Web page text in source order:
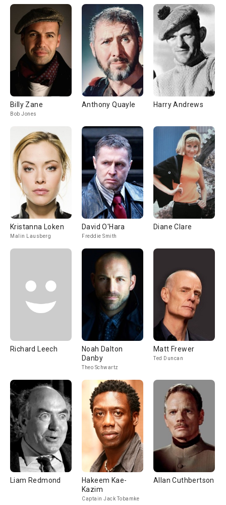
Billy Zane
Bob Jones
Anthony Quayle Harry Andrews
Kristanna Loken
Malin Lausberg
David O'Hara
Freddie Smith
Diane Clare
Richard Leech
Noah Dalton
Danby
Theo Schwartz
Matt Frewer
Ted Duncan
Liam Redmond
Hakeem Kae-
Kazim
Captain Jack Tobamke
Allan Cuthbertson